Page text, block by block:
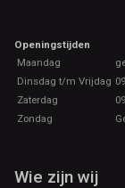
Openingstijden
Maandag
Dinsdag t/m Vrijdag
Zaterdag
Zondag
Wie zijn wij